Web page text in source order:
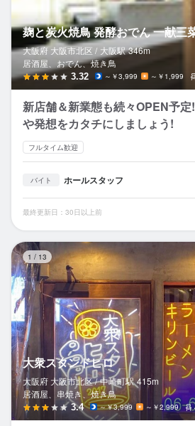
麹と炭火焼鳥 発酵おでん 一献三
大阪府 大阪市北区 / 大阪駅 346m
居酒屋、おでん、焼き鳥
3.32 ～￥3,999 ～￥1,999
新店舗＆新業態も続々OPEN予
や発想をカタチにしましょう!
フルタイム歓迎
バイト ホールスタッフ
最終更新日：30日以上前
1 / 13
大衆スタンドヒロ
大阪府 大阪市北区 / 中崎町駅 415m
居酒屋、串焼き、焼き鳥
3.4 ～￥3,999 ～￥2,999